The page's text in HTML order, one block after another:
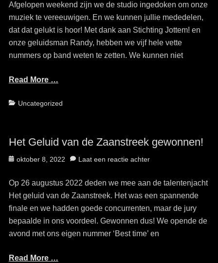
Afgelopen weekend zijn we de studio ingedoken om onze
muziek te vereeuwigen. En we kunnen jullie mededelen,
dat dat gelukt is hoor! Met dank aan Stichting Jottem! en
onze geluidsman Randy, hebben we vijf hele vette
nummers op band weten te zetten. We kunnen niet
Read More …
Categorieën
Uncategorized
Het Geluid van de Zaanstreek gewonnen!
Geplaatst
oktober 8, 2022 Laat een reactie achter
Op 26 augustus 2022 deden we mee aan de talentenjacht
Het geluid van de Zaanstreek. Het was een spannende
finale en we hadden goede concurrenten, maar de jury
bepaalde in ons voordeel. Gewonnen dus! We opende de
avond met ons eigen nummer ‘Best time’ en
Read More …